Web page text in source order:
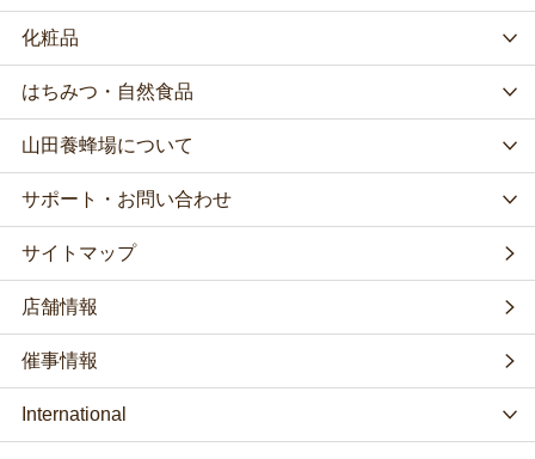
化粧品
はちみつ・自然食品
山田養蜂場について
サポート・お問い合わせ
サイトマップ
店舗情報
催事情報
International